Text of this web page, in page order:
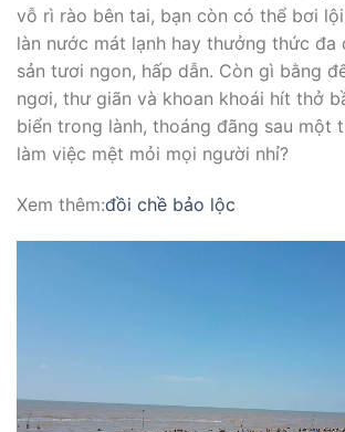
vỗ rì rào bên tai, bạn còn có thể bơi
làn nước mát lạnh hay thưởng thức đa
sản tươi ngon, hấp dẫn. Còn gì bằng
ngơi, thư giãn và khoan khoái hít thở
biển trong lành, thoáng đãng sau một
làm việc mệt mỏi mọi người nhỉ?
Xem thêm:đồi chề bảo lộc